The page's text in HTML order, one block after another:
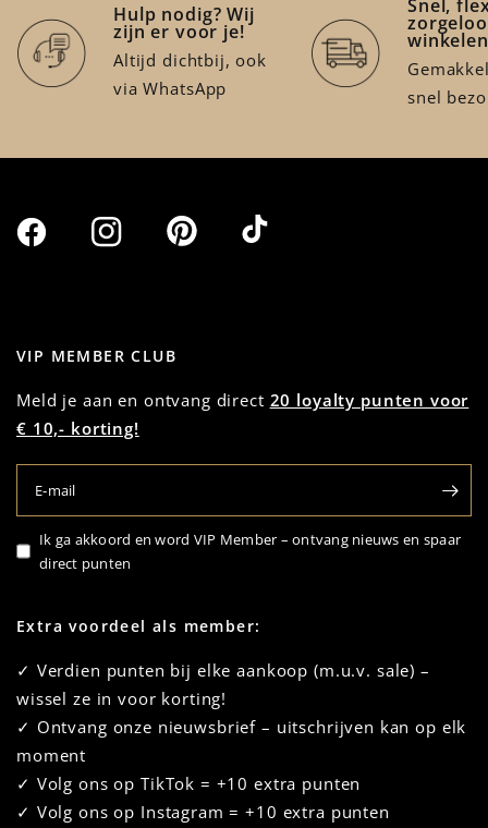
Hulp nodig? Wij
zijn er voor je!
Altijd dichtbij, ook
via WhatsApp
Snel,
winkelen
snel
VIP MEMBER CLUB
Meld je aan en ontvang direct 20 loyalty punten voor
€ 10,- korting!
E‑mail
Ik ga akkoord en word VIP Member – ontvang nieuws en spaar
direct punten
Extra voordeel als member:
✓ Verdien punten bij elke aankoop (m.u.v. sale) –
wissel ze in voor korting!
✓ Ontvang onze nieuwsbrief – uitschrijven kan op elk
moment
✓ Volg ons op TikTok = +10 extra punten
✓ Volg ons op Instagram = +10 extra punten